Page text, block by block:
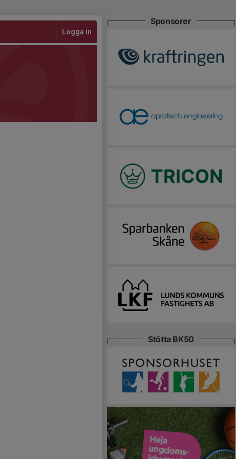
Logga in
Sponsorer
Stötta BK50